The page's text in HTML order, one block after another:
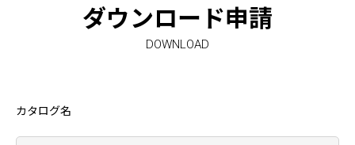
ダウンロード申請
DOWNLOAD
カタログ名